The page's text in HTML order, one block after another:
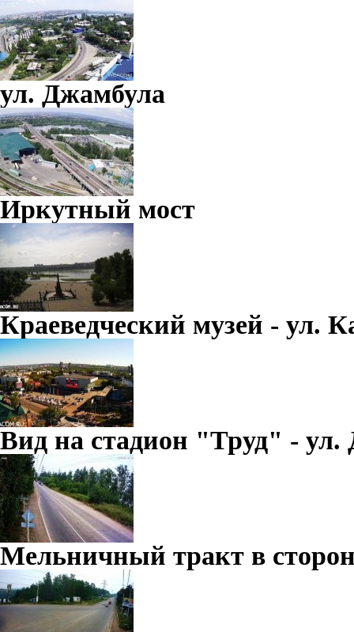
ул. Джамбула
Иркутный мост
Краеведческий музей - ул.
Вид на стадион "Труд" - ул.
Мельничный тракт в